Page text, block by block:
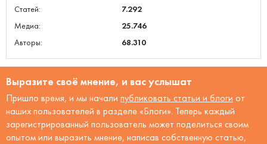
Статей:
7.292
Медиа:
25.746
Авторы:
68.310
Выразите своё мнение, и вас услышат
Пришло время, и мы начали публиковать статьи и блоги от
наших пользователей в разделе «Блоги». Теперь каждый
зарегистрированный пользователь может поделиться своим
опытом или выразить мнение, написав собственную статью,